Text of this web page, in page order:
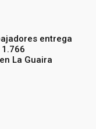
entrega
La Guaira